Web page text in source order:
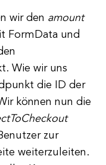
wir den amount
FormData und
Wie wir uns
die ID der
können nun die
zur
weiterzuleiten.